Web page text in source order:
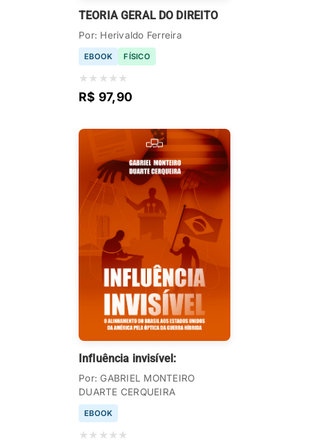
TEORIA GERAL DO DIREITO
Por: Herivaldo Ferreira
EBOOK FÍSICO
★ ★ ★ ★ ★
R$ 97,90
Influência invisível:
Por: GABRIEL MONTEIRO
DUARTE CERQUEIRA
EBOOK
★ ★ ★ ★ ★